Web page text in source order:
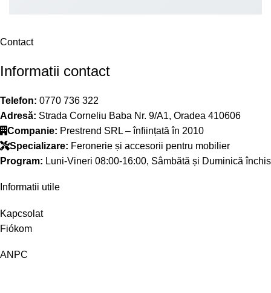
Contact
Informatii contact
Telefon: 0770 736 322
Adresă: Strada Corneliu Baba Nr. 9/A1, Oradea 410606
Companie: Prestrend SRL – înființată în 2010
Specializare: Feronerie și accesorii pentru mobilier
Program: Luni-Vineri 08:00-16:00, Sâmbătă și Duminică închis
Informatii utile
Kapcsolat
Fiókom
ANPC